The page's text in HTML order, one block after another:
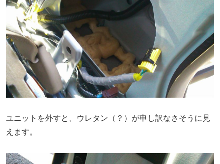
ユニットを外すと、ウレタン（？）が申し訳なさそうに見
えます。